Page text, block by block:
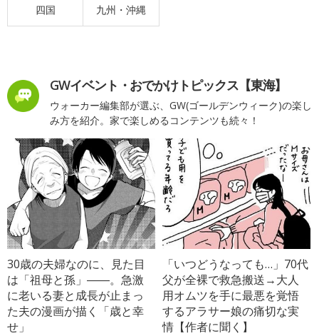
四国 九州・沖縄
GWイベント・おでかけトピックス【東海】
ウォーカー編集部が選ぶ、GW(ゴールデンウィーク)の楽し
み方を紹介。家で楽しめるコンテンツも続々！
30歳の夫婦なのに、見た目
は「祖母と孫」――。急激
に老いる妻と成長が止まっ
た夫の漫画が描く「歳と幸
せ」
「いつどうなっても…」70代
父が全裸で救急搬送→大人
用オムツを手に最悪を覚悟
するアラサー娘の痛切な実
情【作者に聞く】